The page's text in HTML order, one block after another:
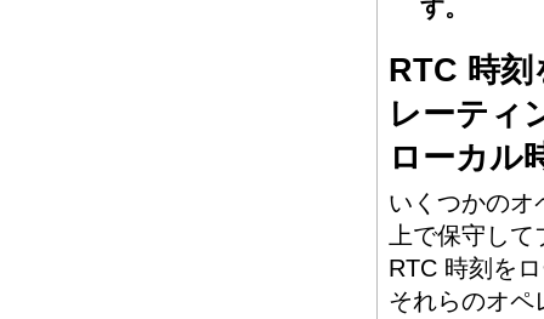
す。
RTC 時
レーティ
ローカル
いくつかのオ
上で保守し
RTC 時刻を
それらのオペ